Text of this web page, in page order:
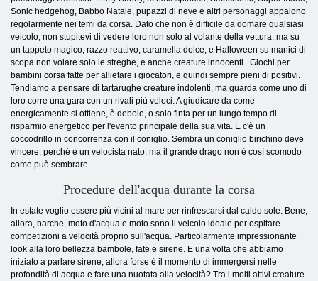
Sonic hedgehog, Babbo Natale, pupazzi di neve e altri personaggi appaiono
regolarmente nei temi da corsa. Dato che non è difficile da domare qualsiasi
veicolo, non stupitevi di vedere loro non solo al volante della vettura, ma su
un tappeto magico, razzo reattivo, caramella dolce, e Halloween su manici di
scopa non volare solo le streghe, e anche creature innocenti . Giochi per
bambini corsa fatte per allietare i giocatori, e quindi sempre pieni di positivi.
Tendiamo a pensare di tartarughe creature indolenti, ma guarda come uno di
loro corre una gara con un rivali più veloci. A giudicare da come
energicamente si ottiene, è debole, o solo finta per un lungo tempo di
risparmio energetico per l'evento principale della sua vita. E c'è un
coccodrillo in concorrenza con il coniglio. Sembra un coniglio birichino deve
vincere, perché è un velocista nato, ma il grande drago non è così scomodo
come può sembrare.
Procedure dell'acqua durante la corsa
In estate voglio essere più vicini al mare per rinfrescarsi dal caldo sole. Bene,
allora, barche, moto d'acqua e moto sono il veicolo ideale per ospitare
competizioni a velocità proprio sull'acqua. Particolarmente impressionante
look alla loro bellezza bambole, fate e sirene. E una volta che abbiamo
iniziato a parlare sirene, allora forse è il momento di immergersi nelle
profondità di acqua e fare una nuotata alla velocità? Tra i molti attivi creature